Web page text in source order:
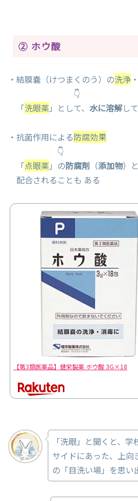
② ホウ酸
・結膜嚢（けつまくのう）の洗浄 ・
👇
「洗眼薬 」として、 水に溶解し
・抗菌作用による防腐効果
👇
「点眼薬 」の防腐剤 （添加物）
配合されることも ある
【第3類医薬品】健栄製薬 ホウ酸 3G×18
「洗眼」と聞くと、学
サイドにあった、上向
の「目洗い場」を思い